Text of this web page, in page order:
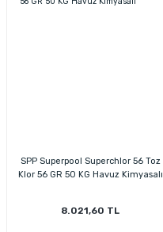
SPP Superpool Superchlor 56 Toz
Klor 56 GR 50 KG Havuz Kimyasalı
8.021,60 TL